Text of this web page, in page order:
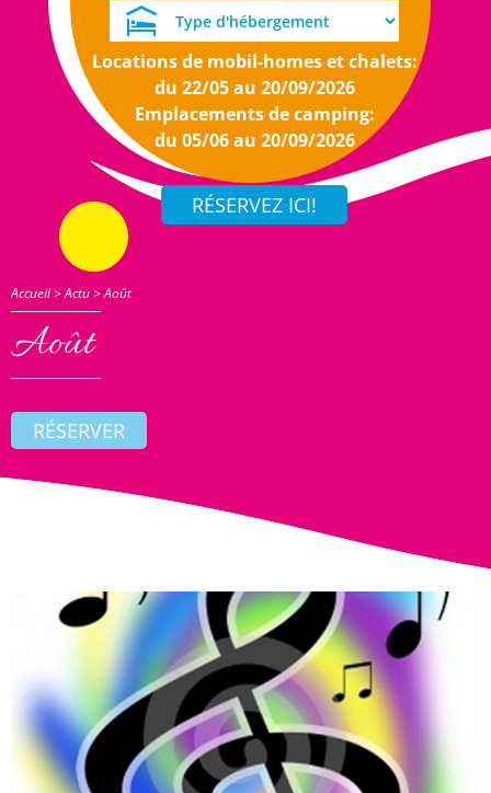
Locations de mobil-homes et chalets:
du 22/05 au 20/09/2026
Emplacements de camping:
du 05/06 au 20/09/2026
Accueil>Actu>Août
Août
RÉSERVER